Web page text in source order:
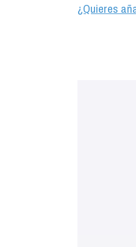
¿Quieres